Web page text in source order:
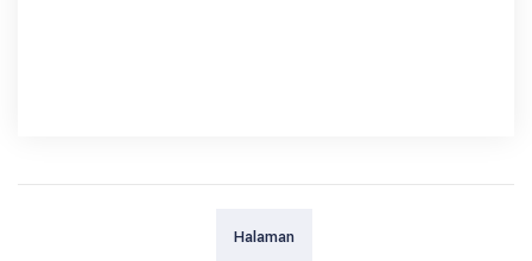
Halaman